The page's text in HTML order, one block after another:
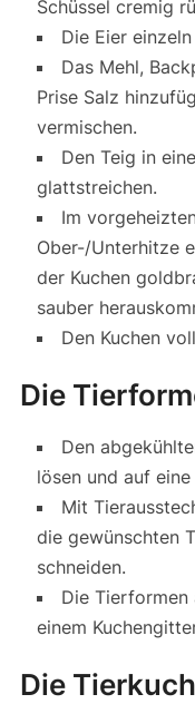
Schüssel cremig
Die Eier
Das Mehl,
Prise Salz
vermischen.
Den Teig in
glattstreichen.
Im
Ober-/Unterhitze
der Kuchen
sauber
Den Kuchen
Die
Den
lösen und auf
Mit
die gewünschten
schneiden.
Die
einem
Die